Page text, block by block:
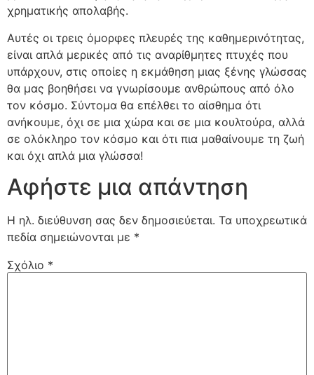
χρηματικής απολαβής.
Αυτές οι τρεις όμορφες πλευρές της καθημερινότητας,
είναι απλά μερικές από τις αναρίθμητες πτυχές που
υπάρχουν, στις οποίες η εκμάθηση μιας ξένης γλώσσας
θα μας βοηθήσει να γνωρίσουμε ανθρώπους από όλο
τον κόσμο. Σύντομα θα επέλθει το αίσθημα ότι
ανήκουμε, όχι σε μια χώρα και σε μια κουλτούρα, αλλά
σε ολόκληρο τον κόσμο και ότι πια μαθαίνουμε τη ζωή
και όχι απλά μια γλώσσα!
Αφήστε μια απάντηση
Η ηλ. διεύθυνση σας δεν δημοσιεύεται. Τα υποχρεωτικά
πεδία σημειώνονται με *
Σχόλιο *